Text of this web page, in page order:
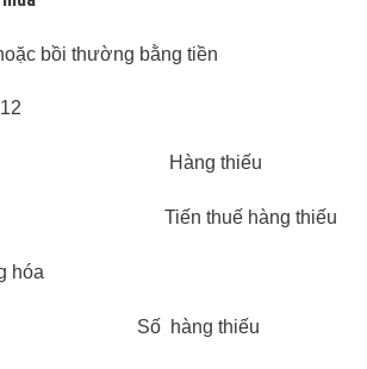
bồi thường bằng tiền
Hàng thiếu
Tiến thuế hàng thiếu
hóa
Số hàng thiếu